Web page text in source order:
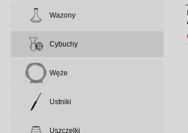
Wazony
Cybuchy
Węże
Ustniki
Uszczelki